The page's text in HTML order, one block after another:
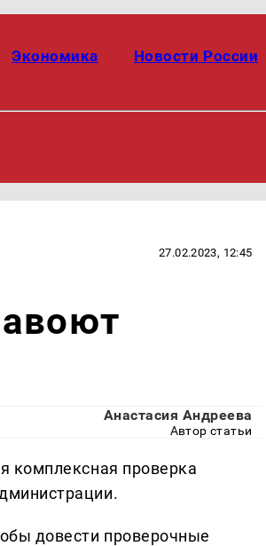
Экономика Новости России
27.02.2023, 12:45
Анастасия Андреева
Автор статьи
комплексная проверка
довести проверочные